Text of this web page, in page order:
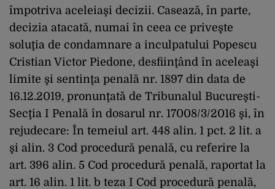
împotriva aceleiaşi decizii. Casează, în parte,
decizia atacată, numai în ceea ce priveşte
soluţia de condamnare a inculpatului Popescu
Cristian Victor Piedone, desfiinţând în aceleaşi
limite şi sentinţa penală nr. 1897 din data de
16.12.2019, pronunţată de Tribunalul Bucureşti-
Secţia I Penală în dosarul nr. 17008/3/2016 şi, în
rejudecare: În temeiul art. 448 alin. 1 pct. 2 lit. a
şi alin. 3 Cod procedură penală, cu referire la
art. 396 alin. 5 Cod procedură penală, raportat la
art. 16 alin. 1 lit. b teza I Cod procedură penală,